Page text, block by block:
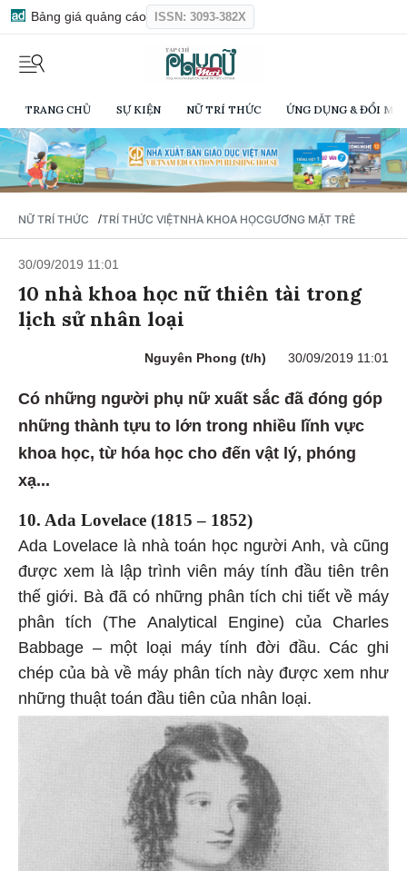
Bảng giá quảng cáo ISSN: 3093-382X
TRANG CHỦ SỰ KIỆN NỮ TRÍ THỨC ỨNG DỤNG & ĐỔI
NỮ TRÍ THỨC / TRÍ THỨC VIỆT NHÀ KHOA HỌCGƯƠNG MẶT TRẺ
30/09/2019 11:01
10 nhà khoa học nữ thiên tài trong
lịch sử nhân loại
Nguyên Phong (t/h) 30/09/2019 11:01
Có những người phụ nữ xuất sắc đã đóng góp
những thành tựu to lớn trong nhiều lĩnh vực
khoa học, từ hóa học cho đến vật lý, phóng
xạ...
10. Ada Lovelace (1815 – 1852)
Ada Lovelace là nhà toán học người Anh, và cũng
được xem là lập trình viên máy tính đầu tiên trên
thế giới. Bà đã có những phân tích chi tiết về máy
phân tích (The Analytical Engine) của Charles
Babbage – một loại máy tính đời đầu. Các ghi
chép của bà về máy phân tích này được xem như
những thuật toán đầu tiên của nhân loại.